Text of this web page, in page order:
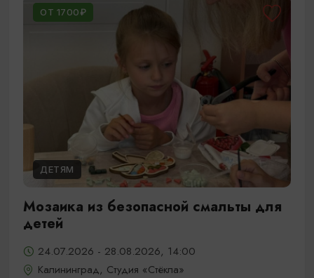
ОТ 1700₽
ДЕТЯМ
Мозаика из безопасной смальты для
детей
24.07.2026 - 28.08.2026, 14:00
Калининград, Студия «Стёкла»